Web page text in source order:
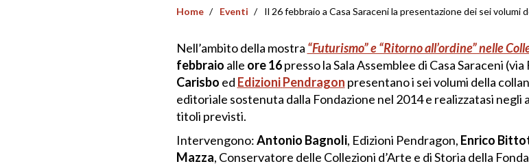
Home Eventi Il 26 febbraio a Casa Saraceni la presentazione dei sei volumi
Nell’ambito della mostra “Futurismo” e “Ritorno all’ordine” nelle
febbraio alle ore 16presso la Sala Assemblee di Casa Saraceni
Carisbo ed Edizioni Pendragon presentano i sei volumi della
editoriale sostenuta dalla Fondazione nel 2014 e realizzatasi negli
titoli previsti.
Intervengono:Antonio Bagnoli, Edizioni Pendragon, Enrico
Mazza, Conservatore delle Collezioni d’Arte e di Storia della